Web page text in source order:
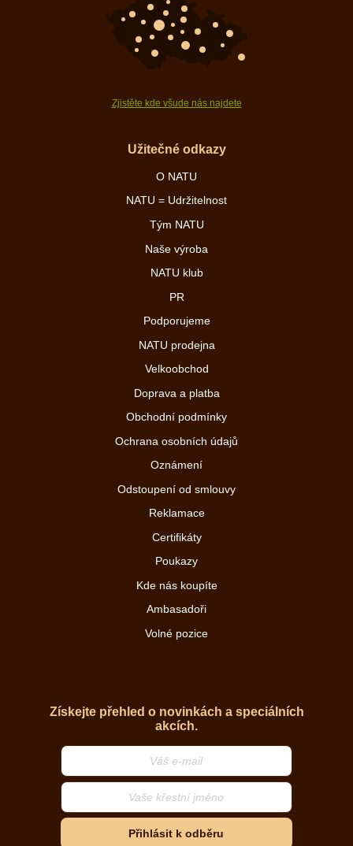
Zjistěte kde všude nás najdete
Užitečné odkazy
O NATU
NATU = Udržitelnost
Tým NATU
Naše výroba
NATU klub
PR
Podporujeme
NATU prodejna
Velkoobchod
Doprava a platba
Obchodní podmínky
Ochrana osobních údajů
Oznámení
Odstoupení od smlouvy
Reklamace
Certifikáty
Poukazy
Kde nás koupíte
Ambasadoři
Volné pozice
Získejte přehled o novinkách a speciálních
akcích.
Přihlásit k odběru